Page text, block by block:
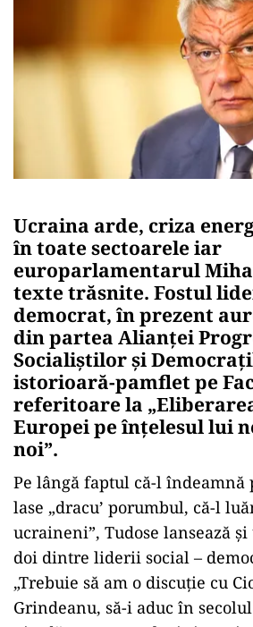
Ucraina arde, criza
în toate sectoarele iar
europarlamentarul
texte trăsnite. Fostul
democrat, în prezent
din partea Alianței
Socialiștilor și
istorioară-pamflet pe
referitoare la
Europei pe înțelesul lui
noi”.
Pe lângă faptul că-l îndeamnă
lase „dracu’ porumbul, că-l
ucraineni”, Tudose lansează
doi dintre liderii social –
„Trebuie să am o discuție cu
Grindeanu, să-i aduc în